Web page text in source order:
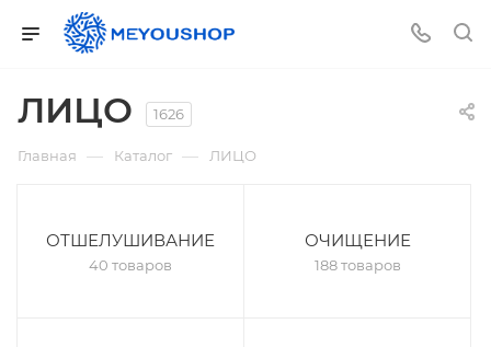
ЛИЦО 1626
Главная — Каталог — ЛИЦО
ОТШЕЛУШИВАНИЕ
40 товаров
ОЧИЩЕНИЕ
188 товаров